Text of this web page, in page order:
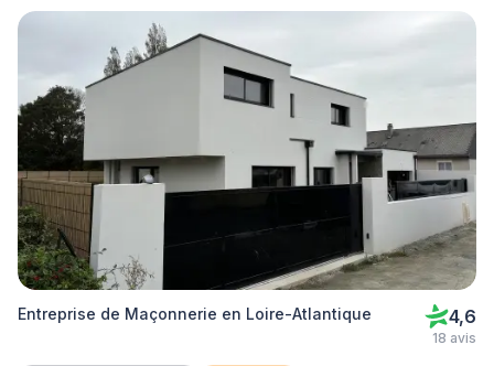
Entreprise de Maçonnerie en Loire-Atlantique 4,6
18 avis